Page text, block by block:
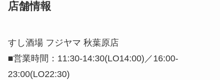
店舗情報
すし酒場 フジヤマ 秋葉原店
■営業時間：11:30-14:30(LO14:00)／16:00-
23:00(LO22:30)